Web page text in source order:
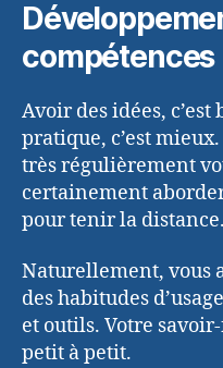
compétences
Avoir des idées,
pratique, c’est
très régulièrement
certainement
pour tenir la distance.
Naturellement, vous
des habitudes
et outils. Votre
petit à petit.